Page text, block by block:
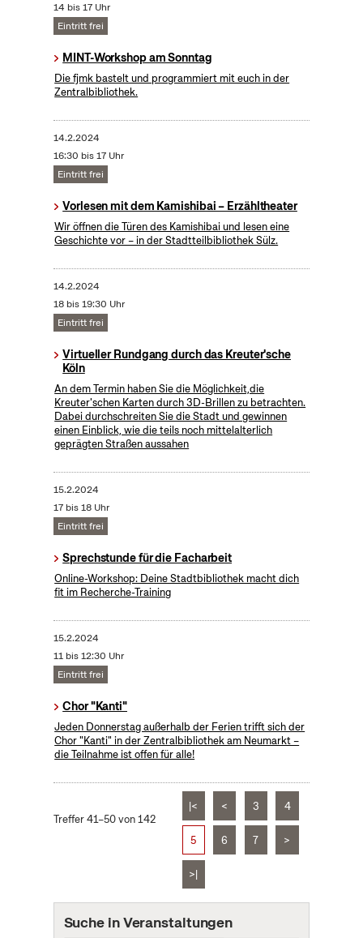
14 bis 17 Uhr
Eintritt frei
MINT-Workshop am Sonntag
Die fjmk bastelt und programmiert mit euch in der
Zentralbibliothek.
14.2.2024
16:30 bis 17 Uhr
Eintritt frei
Vorlesen mit dem Kamishibai – Erzähltheater
Wir öffnen die Türen des Kamishibai und lesen eine
Geschichte vor – in der Stadtteilbibliothek Sülz.
14.2.2024
18 bis 19:30 Uhr
Eintritt frei
Virtueller Rundgang durch das Kreuter'sche
Köln
An dem Termin haben Sie die Möglichkeit,die
Kreuter'schen Karten durch 3D-Brillen zu betrachten.
Dabei durchschreiten Sie die Stadt und gewinnen
einen Einblick, wie die teils noch mittelalterlich
geprägten Straßen aussahen
15.2.2024
17 bis 18 Uhr
Eintritt frei
Sprechstunde für die Facharbeit
Online-Workshop: Deine Stadtbibliothek macht dich
fit im Recherche-Training
15.2.2024
11 bis 12:30 Uhr
Eintritt frei
Chor "Kanti"
Jeden Donnerstag außerhalb der Ferien trifft sich der
Chor "Kanti" in der Zentralbibliothek am Neumarkt –
die Teilnahme ist offen für alle!
Treffer 41–50 von 142
|< < 3 4
5 6 7 >
>|
Suche in Veranstaltungen